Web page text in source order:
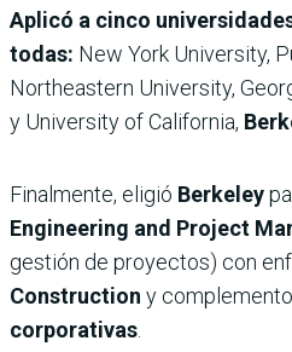
Aplicó a cinco
todas: New York University,
Northeastern University,
y University of California,
Finalmente, eligió Berkeley
Engineering and Project
gestión de proyectos) con
Construction y
corporativas